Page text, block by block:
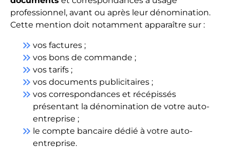
professionnel, avant ou après leur dénomination.
Cette mention doit notamment apparaître sur :
keyboard_double_arrow_right vos factures ;
keyboard_double_arrow_right vos bons de commande ;
keyboard_double_arrow_right vos tarifs ;
keyboard_double_arrow_right vos documents publicitaires ;
keyboard_double_arrow_right vos correspondances et récépissés
présentant la dénomination de votre auto-
entreprise ;
keyboard_double_arrow_right le compte bancaire dédié à votre auto-
entreprise.